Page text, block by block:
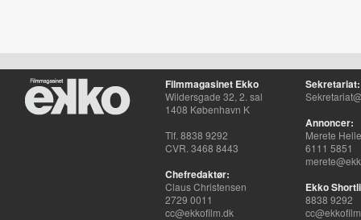
Filmmagasinet Ekko
Wildersgade 32, 2. sal
1408 København K
Tlf. 8838 9292
CVR. 3468 8443
Chefredaktør:
Claus Christensen
2729 0011
cc@ekkofilm.dk
Sekretariat:
Annoncer:
Merete
6111 5851
Ekko
8838 9292